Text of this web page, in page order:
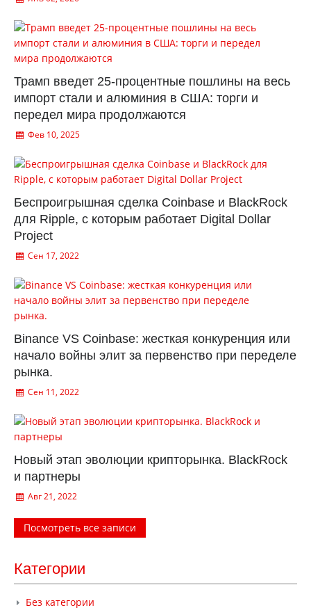
Трамп введет 25-процентные пошлины на весь
импорт стали и алюминия в США: торги и
передел мира продолжаются
Фев 10, 2025
Беспроигрышная сделка Coinbase и BlackRock
для Ripple, с которым работает Digital Dollar
Project
Сен 17, 2022
Binance VS Coinbase: жесткая конкуренция или
начало войны элит за первенство при переделе
рынка.
Сен 11, 2022
Новый этап эволюции крипторынка. BlackRock
и партнеры
Авг 21, 2022
Посмотреть все записи
Категории
Без категории